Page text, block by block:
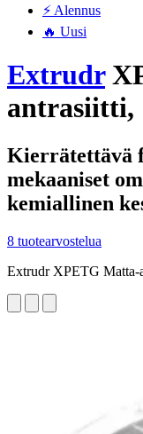
⚡ Alennus
🔥 Uusi
Extrudr
antrasiitti,
Kierrätettävä
mekaaniset
kemiallinen
8 tuotearvostelua
Extrudr XPETG Matta-